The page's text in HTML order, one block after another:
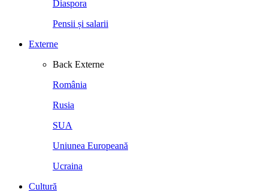
Diaspora
Pensii și salarii
Externe
Back Externe
România
Rusia
SUA
Uniunea Europeană
Ucraina
Cultură